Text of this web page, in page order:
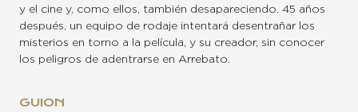
y el cine y, como ellos, también desapareciendo. 45 años
después, un equipo de rodaje intentará desentrañar los
misterios en torno a la película, y su creador, sin conocer
los peligros de adentrarse en Arrebato.
GUION